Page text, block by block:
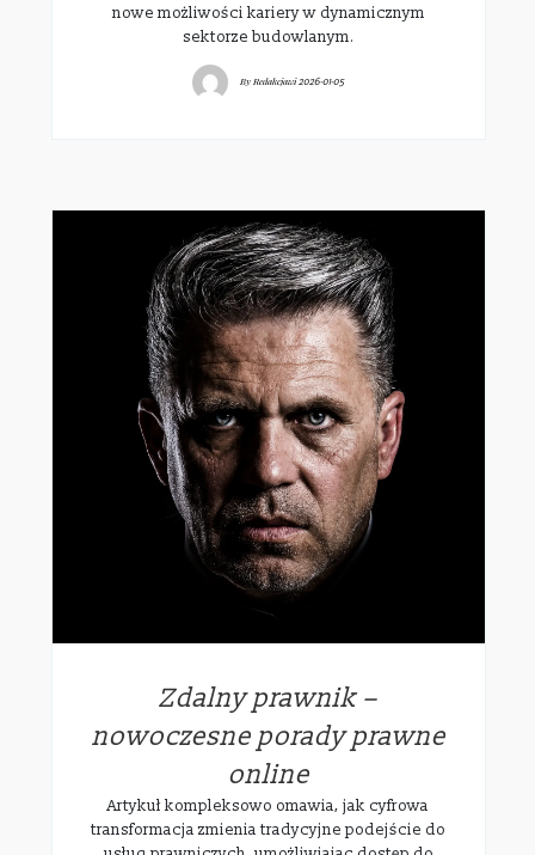
nowe możliwości kariery w dynamicznym
sektorze budowlanym.
ByRedakcjawi 2026-01-05
Zdalny prawnik –
nowoczesne porady prawne
online
Artykuł kompleksowo omawia, jak cyfrowa
transformacja zmienia tradycyjne podejście do